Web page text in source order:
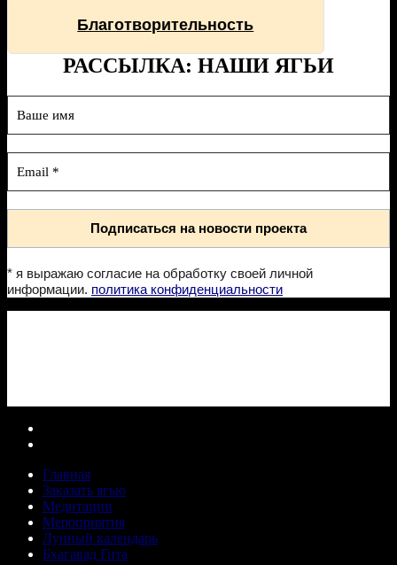
Благотворительность
РАССЫЛКА: НАШИ ЯГЬИ
* я выражаю согласие на обработку своей личной
информации. политика конфиденциальности
Главная
Заказать ягью
Медитации
Мероприятия
Лунный календарь
Бхагавад Гита